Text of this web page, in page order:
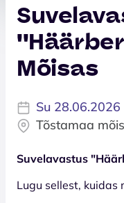
Mõisas
Su
Tõstamaa
Suvelavastus
Lugu sellest, kuidas